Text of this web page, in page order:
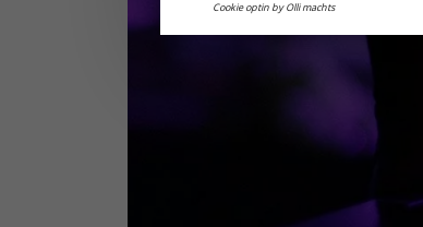
Cookie optin by Olli machts